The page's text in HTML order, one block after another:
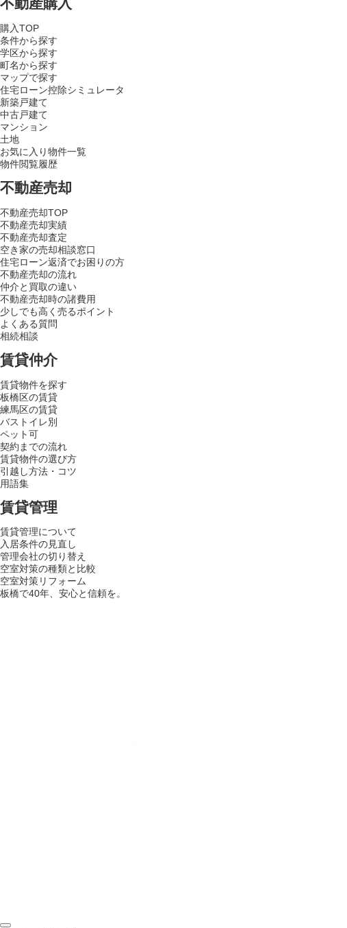
不動産購入
購入TOP
条件から探す
学区から探す
町名から探す
マップで探す
住宅ローン控除シミュレータ
新築戸建て
中古戸建て
マンション
土地
お気に入り物件一覧
物件閲覧履歴
不動産売却
不動産売却TOP
不動産売却実績
不動産売却査定
空き家の売却相談窓口
住宅ローン返済でお困りの方
不動産売却の流れ
仲介と買取の違い
不動産売却時の諸費用
少しでも高く売るポイント
よくある質問
相続相談
賃貸仲介
賃貸物件を探す
板橋区の賃貸
練馬区の賃貸
バストイレ別
ペット可
契約までの流れ
賃貸物件の選び方
引越し方法・コツ
用語集
賃貸管理
賃貸管理について
入居条件の見直し
管理会社の切り替え
空室対策の種類と比較
空室対策リフォーム
板橋で40年、安心と信頼を。